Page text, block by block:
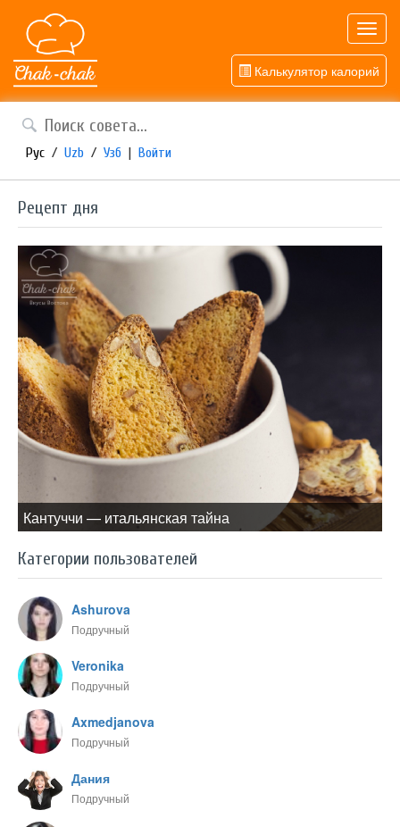
Калькулятор калорий
Рус / Uzb / Узб | Войти
Рецепт дня
Кантуччи — итальянская тайна
Категории пользователей
Ashurova
Подручный
Veronika
Подручный
Axmedjanova
Подручный
Дания
Подручный